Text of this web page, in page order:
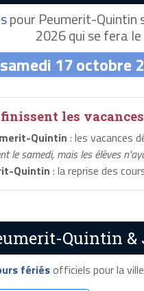
pour Peumerit-Quintin
2026 qui se fera le
samedi 17 octobre
les
Quintin : les vacances
le samedi, mais les élèves
Quintin : la reprise des
Quintin &
fériésofficiels pour la